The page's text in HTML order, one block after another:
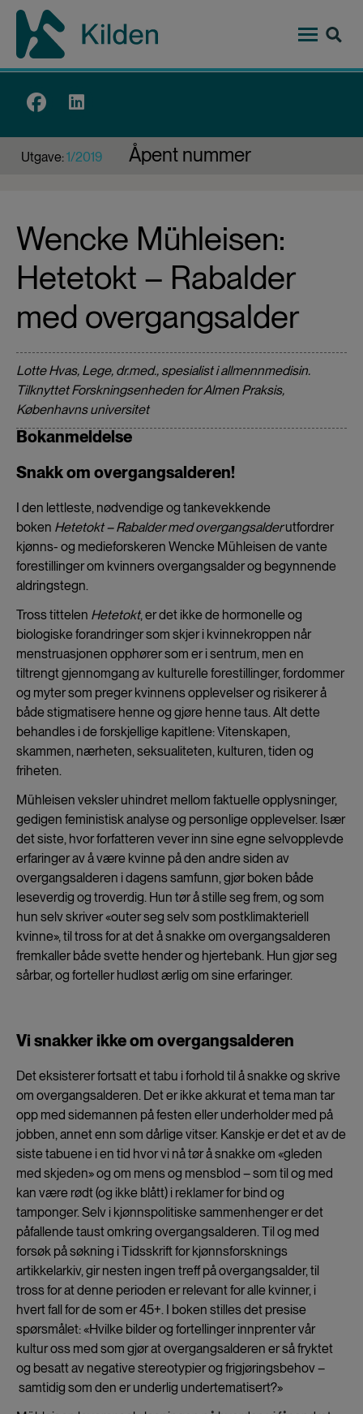
Hopp
hovedinnhold
Top
Utgave:1/2019 Åpent nummer
Wencke Mühleisen:
Hetetokt – Rabalder
med overgangsalder
Lotte Hvas, Lege, dr.med., spesialist i allmennmedisin.
Tilknyttet Forskningsenheden for Almen Praksis,
Københavns universitet
Bokanmeldelse
Snakk om overgangsalderen!
I den lettleste, nødvendige og tankevekkende
boken Hetetokt – Rabalder med overgangsalderutfordrer
kjønns- og medieforskeren Wencke Mühleisen de vante
forestillinger om kvinners overgangsalder og begynnende
aldringstegn.
Tross tittelen Hetetokt, er det ikke de hormonelle og
biologiske forandringer som skjer i kvinnekroppen når
menstruasjonen opphører som er i sentrum, men en
tiltrengt gjennomgang av kulturelle forestillinger, fordommer
og myter som preger kvinnens opplevelser og risikerer å
både stigmatisere henne og gjøre henne taus. Alt dette
behandles i de forskjellige kapitlene: Vitenskapen,
skammen, nærheten, seksualiteten, kulturen, tiden og
friheten.
Mühleisen veksler uhindret mellom faktuelle opplysninger,
gedigen feministisk analyse og personlige opplevelser. Især
det siste, hvor forfatteren vever inn sine egne selvopplevde
erfaringer av å være kvinne på den andre siden av
overgangsalderen i dagens samfunn, gjør boken både
leseverdig og troverdig. Hun tør å stille seg frem, og som
hun selv skriver «outer seg selv som postklimakteriell
kvinne», til tross for at det å snakke om overgangsalderen
fremkaller både svette hender og hjertebank. Hun gjør seg
sårbar, og forteller hudløst ærlig om sine erfaringer.
Vi snakker ikke om overgangsalderen
Det eksisterer fortsatt et tabu i forhold til å snakke og skrive
om overgangsalderen. Det er ikke akkurat et tema man tar
opp med sidemannen på festen eller underholder med på
jobben, annet enn som dårlige vitser. Kanskje er det et av de
siste tabuene i en tid hvor vi nå tør å snakke om «gleden
med skjeden» og om mens og mensblod – som til og med
kan være rødt (og ikke blått) i reklamer for bind og
tamponger. Selv i kjønnspolitiske sammenhenger er det
påfallende taust omkring overgangsalderen. Til og med
forsøk på søkning i Tidsskrift for kjønnsforsknings
artikkelarkiv, gir nesten ingen treff på overgangsalder, til
tross for at denne perioden er relevant for alle kvinner, i
hvert fall for de som er 45+. I boken stilles det presise
spørsmålet: «Hvilke bilder og fortellinger innprenter vår
kultur oss med som gjør at overgangsalderen er så fryktet
og besatt av negative stereotypier og frigjøringsbehov –
samtidig som den er underlig undertematisert?»